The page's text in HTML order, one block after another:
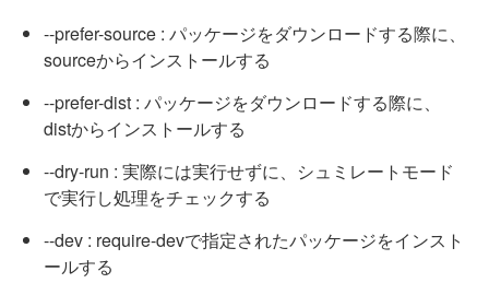
--prefer-source : パッケージをダウンロードする際に、
sourceからインストールする
--prefer-dist : パッケージをダウンロードする際に、
distからインストールする
--dry-run : 実際には実行せずに、シュミレートモード
で実行し処理をチェックする
--dev : require-devで指定されたパッケージをインスト
ールする